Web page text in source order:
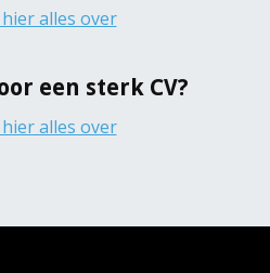
alles over
een sterk CV?
alles over